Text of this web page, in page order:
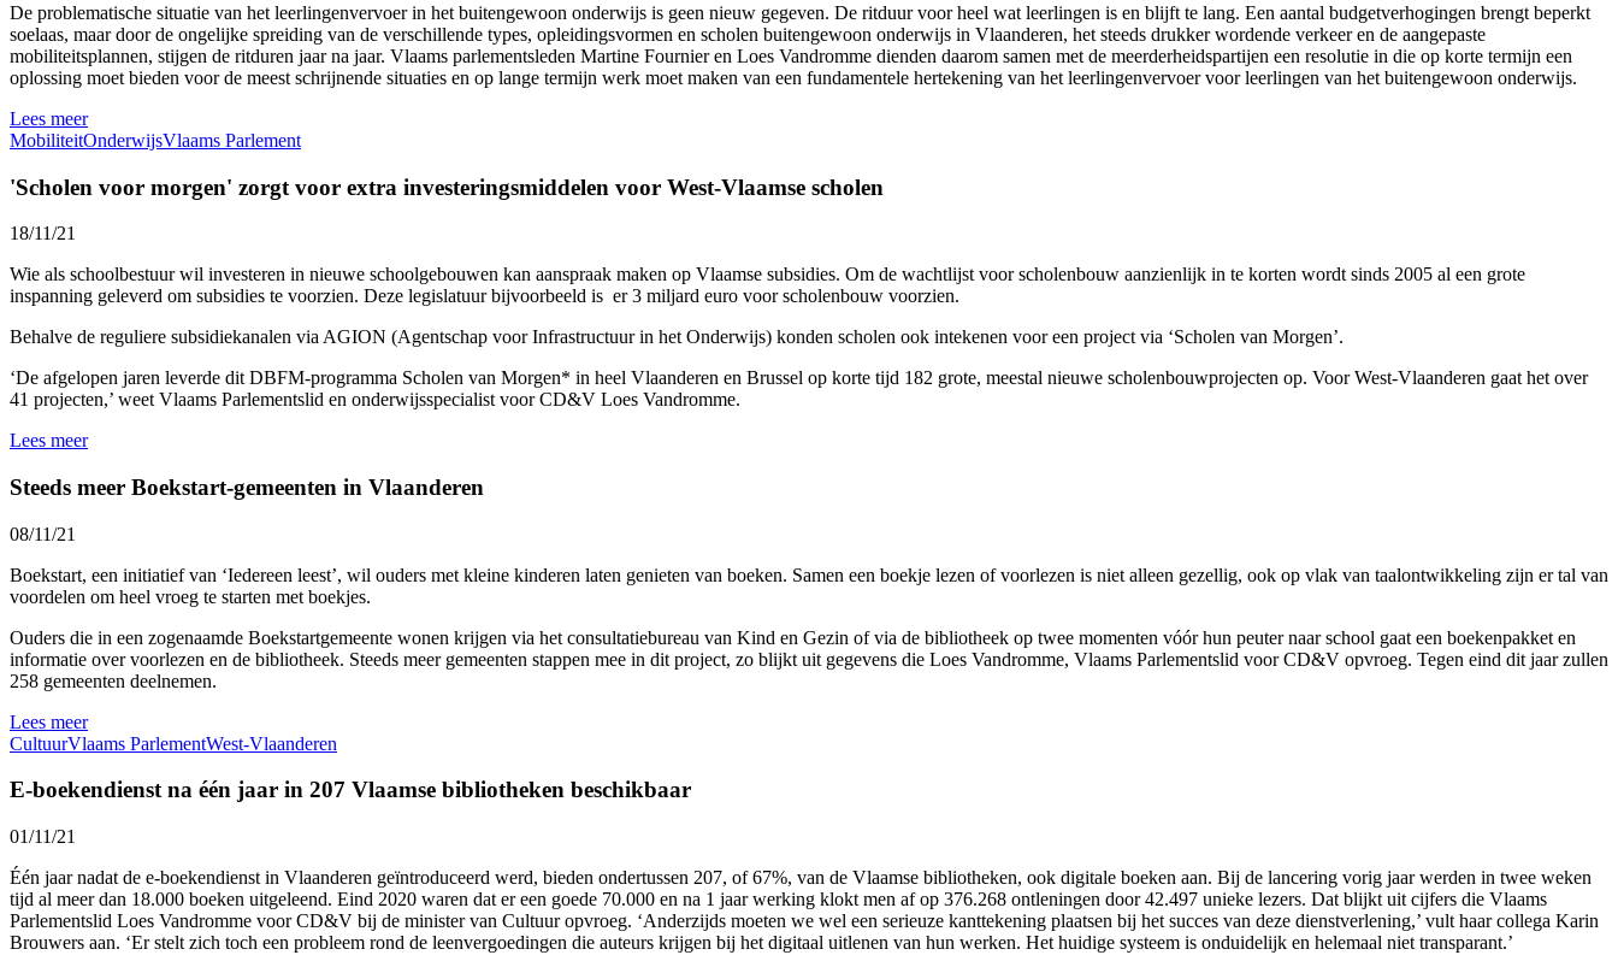
De problematische situatie van het leerlingenvervoer in het buitengewoon onderwijs is geen nieuw gegeven. De ritduur voor heel wat leerlingen is en blijft te lang. Een aantal budgetverhogingen brengt beperkt
soelaas, maar door de ongelijke spreiding van de verschillende types, opleidingsvormen en scholen buitengewoon onderwijs in Vlaanderen, het steeds drukker wordende verkeer en de aangepaste
mobiliteitsplannen, stijgen de ritduren jaar na jaar. Vlaams parlementsleden Martine Fournier en Loes Vandromme dienden daarom samen met de meerderheidspartijen een resolutie in die op korte termijn een
oplossing moet bieden voor de meest schrijnende situaties en op lange termijn werk moet maken van een fundamentele hertekening van het leerlingenvervoer voor leerlingen van het buitengewoon onderwijs.
Lees meer
MobiliteitOnderwijsVlaams Parlement
'Scholen voor morgen' zorgt voor extra investeringsmiddelen voor West-Vlaamse scholen
18/11/21
Wie als schoolbestuur wil investeren in nieuwe schoolgebouwen kan aanspraak maken op Vlaamse subsidies. Om de wachtlijst voor scholenbouw aanzienlijk in te korten wordt sinds 2005 al een grote
inspanning geleverd om subsidies te voorzien. Deze legislatuur bijvoorbeeld is er 3 miljard euro voor scholenbouw voorzien.
Behalve de reguliere subsidiekanalen via AGION (Agentschap voor Infrastructuur in het Onderwijs) konden scholen ook intekenen voor een project via ‘Scholen van Morgen’.
‘De afgelopen jaren leverde dit DBFM-programma Scholen van Morgen* in heel Vlaanderen en Brussel op korte tijd 182 grote, meestal nieuwe scholenbouwprojecten op. Voor West-Vlaanderen gaat het over
41 projecten,’ weet Vlaams Parlementslid en onderwijsspecialist voor CD&V Loes Vandromme.
Lees meer
Steeds meer Boekstart-gemeenten in Vlaanderen
08/11/21
Boekstart, een initiatief van ‘Iedereen leest’, wil ouders met kleine kinderen laten genieten van boeken. Samen een boekje lezen of voorlezen is niet alleen gezellig, ook op vlak van taalontwikkeling zijn er tal van
voordelen om heel vroeg te starten met boekjes.
Ouders die in een zogenaamde Boekstartgemeente wonen krijgen via het consultatiebureau van Kind en Gezin of via de bibliotheek op twee momenten vóór hun peuter naar school gaat een boekenpakket en
informatie over voorlezen en de bibliotheek. Steeds meer gemeenten stappen mee in dit project, zo blijkt uit gegevens die Loes Vandromme, Vlaams Parlementslid voor CD&V opvroeg. Tegen eind dit jaar zullen
258 gemeenten deelnemen.
Lees meer
CultuurVlaams ParlementWest-Vlaanderen
E-boekendienst na één jaar in 207 Vlaamse bibliotheken beschikbaar
01/11/21
Één jaar nadat de e-boekendienst in Vlaanderen geïntroduceerd werd, bieden ondertussen 207, of 67%, van de Vlaamse bibliotheken, ook digitale boeken aan. Bij de lancering vorig jaar werden in twee weken
tijd al meer dan 18.000 boeken uitgeleend. Eind 2020 waren dat er een goede 70.000 en na 1 jaar werking klokt men af op 376.268 ontleningen door 42.497 unieke lezers. Dat blijkt uit cijfers die Vlaams
Parlementslid Loes Vandromme voor CD&V bij de minister van Cultuur opvroeg. ‘Anderzijds moeten we wel een serieuze kanttekening plaatsen bij het succes van deze dienstverlening,’ vult haar collega Karin
Brouwers aan. ‘Er stelt zich toch een probleem rond de leenvergoedingen die auteurs krijgen bij het digitaal uitlenen van hun werken. Het huidige systeem is onduidelijk en helemaal niet transparant.’